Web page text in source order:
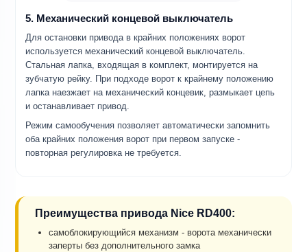
5. Механический концевой выключатель
Для остановки привода в крайних положениях ворот
используется механический концевой выключатель.
Стальная лапка, входящая в комплект, монтируется на
зубчатую рейку. При подходе ворот к крайнему положению
лапка наезжает на механический концевик, размыкает цепь
и останавливает привод.
Режим самообучения позволяет автоматически запомнить
оба крайних положения ворот при первом запуске -
повторная регулировка не требуется.
Преимущества привода Nice RD400:
самоблокирующийся механизм - ворота механически
заперты без дополнительного замка